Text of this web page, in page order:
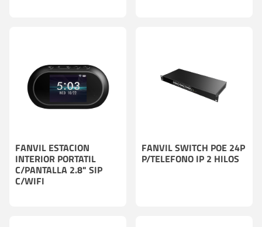
FANVIL ESTACION
INTERIOR PORTATIL
C/PANTALLA 2.8" SIP
C/WIFI
FANVIL SWITCH POE 24P
P/TELEFONO IP 2 HILOS